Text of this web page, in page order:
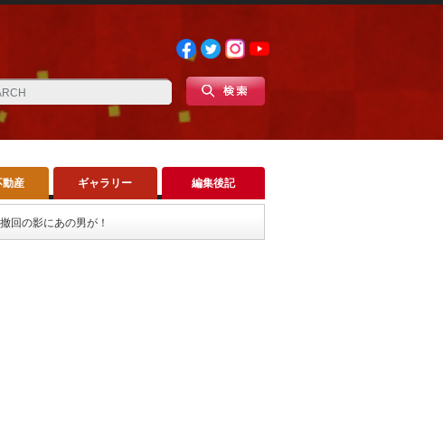
動産 ギャラリー 編集後記
回の影にあの男が！